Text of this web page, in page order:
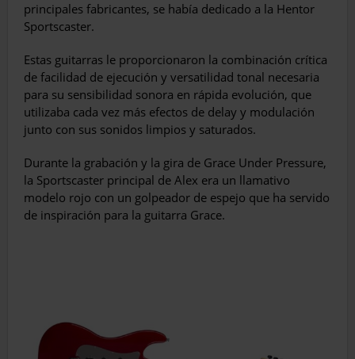
principales fabricantes, se había dedicado a la Hentor
Sportscaster.
Estas guitarras le proporcionaron la combinación crítica
de facilidad de ejecución y versatilidad tonal necesaria
para su sensibilidad sonora en rápida evolución, que
utilizaba cada vez más efectos de delay y modulación
junto con sus sonidos limpios y saturados.
Durante la grabación y la gira de Grace Under Pressure,
la Sportscaster principal de Alex era un llamativo
modelo rojo con un golpeador de espejo que ha servido
de inspiración para la guitarra Grace.